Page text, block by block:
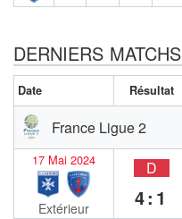
DERNIERS MATCHS
Date Résultat
France Ligue 2
17 Mai 2024
Extérieur
D
4:1